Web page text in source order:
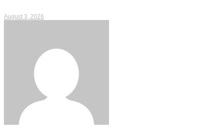
August 3, 2026